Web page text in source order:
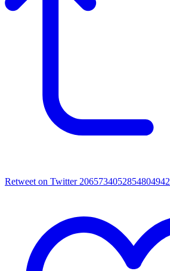
Retweet on Twitter 2065734052854804942